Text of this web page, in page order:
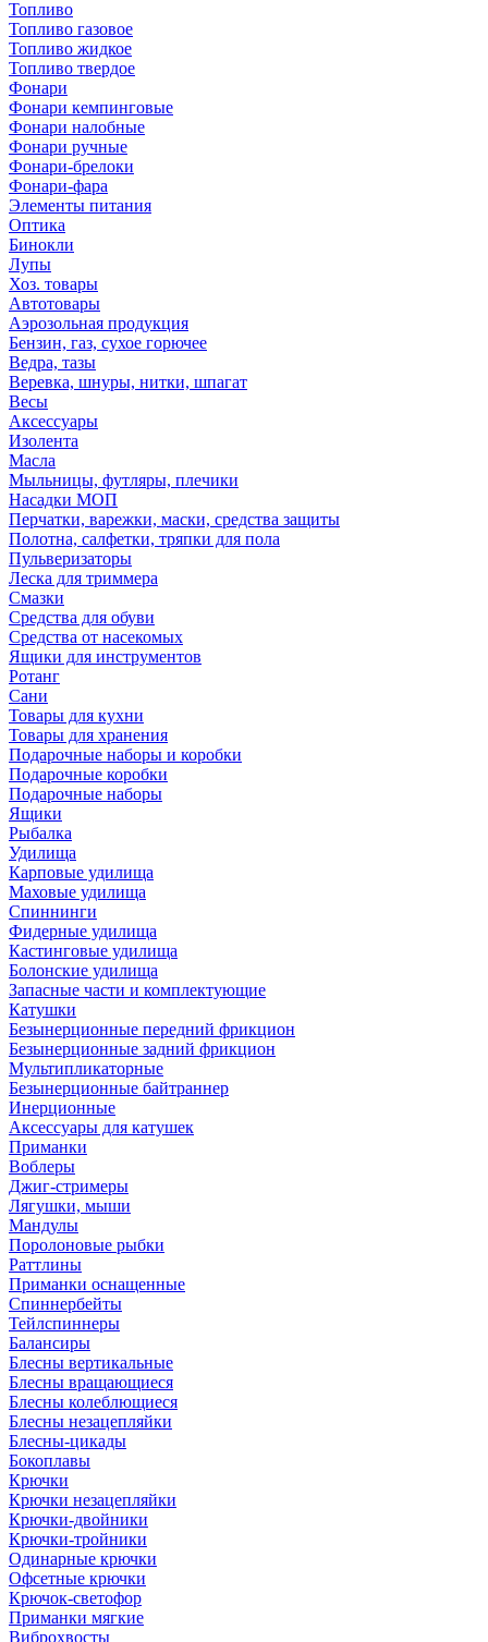
Топливо
Топливо газовое
Топливо жидкое
Топливо твердое
Фонари
Фонари кемпинговые
Фонари налобные
Фонари ручные
Фонари-брелоки
Фонари-фара
Элементы питания
Оптика
Бинокли
Лупы
Хоз. товары
Автотовары
Аэрозольная продукция
Бензин, газ, сухое горючее
Ведра, тазы
Веревка, шнуры, нитки, шпагат
Весы
Аксессуары
Изолента
Масла
Мыльницы, футляры, плечики
Насадки МОП
Перчатки, варежки, маски, средства защиты
Полотна, салфетки, тряпки для пола
Пульверизаторы
Леска для триммера
Смазки
Средства для обуви
Средства от насекомых
Ящики для инструментов
Ротанг
Сани
Товары для кухни
Товары для хранения
Подарочные наборы и коробки
Подарочные коробки
Подарочные наборы
Ящики
Рыбалка
Удилища
Карповые удилища
Маховые удилища
Спиннинги
Фидерные удилища
Кастинговые удилища
Болонские удилища
Запасные части и комплектующие
Катушки
Безынерционные передний фрикцион
Безынерционные задний фрикцион
Мультипликаторные
Безынерционные байтраннер
Инерционные
Аксессуары для катушек
Приманки
Воблеры
Джиг-стримеры
Лягушки, мыши
Мандулы
Поролоновые рыбки
Раттлины
Приманки оснащенные
Спиннербейты
Тейлспиннеры
Балансиры
Блесны вертикальные
Блесны вращающиеся
Блесны колеблющиеся
Блесны незацепляйки
Блесны-цикады
Бокоплавы
Крючки
Крючки незацепляйки
Крючки-двойники
Крючки-тройники
Одинарные крючки
Офсетные крючки
Крючок-светофор
Приманки мягкие
Виброхвосты